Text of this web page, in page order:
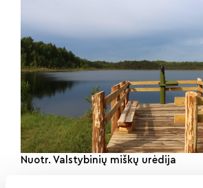
Nuotr. Valstybinių miškų urėdija